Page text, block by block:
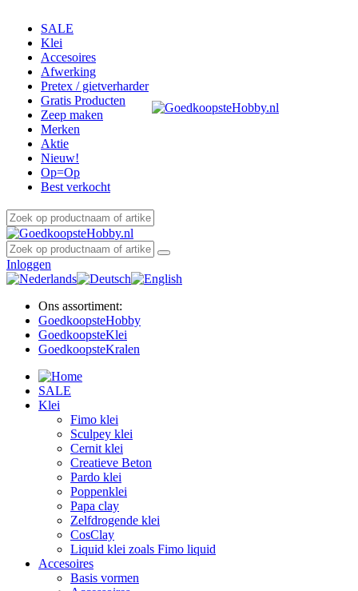
SALE
Klei
Accesoires
Afwerking
Pretex / gietverharder
Gratis Producten
Zeep maken
Merken
Aktie
Nieuw!
Op=Op
Best verkocht
Inloggen
Ons assortiment:
GoedkoopsteHobby
GoedkoopsteKlei
GoedkoopsteKralen
SALE
Klei
Fimo klei
Sculpey klei
Cernit klei
Creatieve Beton
Pardo klei
Poppenklei
Papa clay
Zelfdrogende klei
CosClay
Liquid klei zoals Fimo liquid
Accesoires
Basis vormen